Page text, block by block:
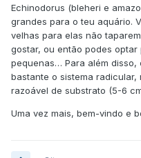
Echinodorus (bleheri e
grandes para o teu aquário.
velhas para elas não
gostar, ou então podes optar
pequenas… Para além disso,
bastante o sistema
razoável de substrato (5-6
Uma vez mais, bem-vindo e